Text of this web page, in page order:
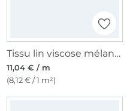
Tissu lin viscose mélange, bleu denim
11,04 € / m
(8,12 € / 1 m²)